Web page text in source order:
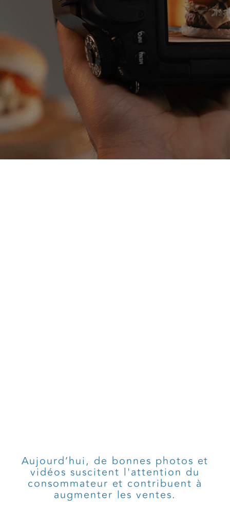
Aujourd’hui, de bonnes photos et
vidéos suscitent l'attention du
consommateur et contribuent à
augmenter les ventes.